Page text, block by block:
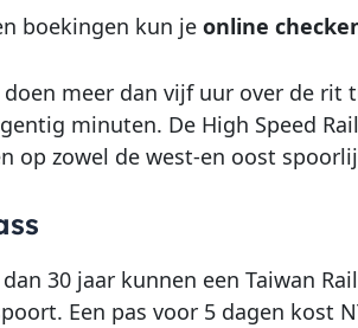
boekingen kun je online
meer dan vijf uur over de rit
minuten. De High Speed
op zowel de west-en oost
30 jaar kunnen een Taiwan
Een pas voor 5 dagen kost